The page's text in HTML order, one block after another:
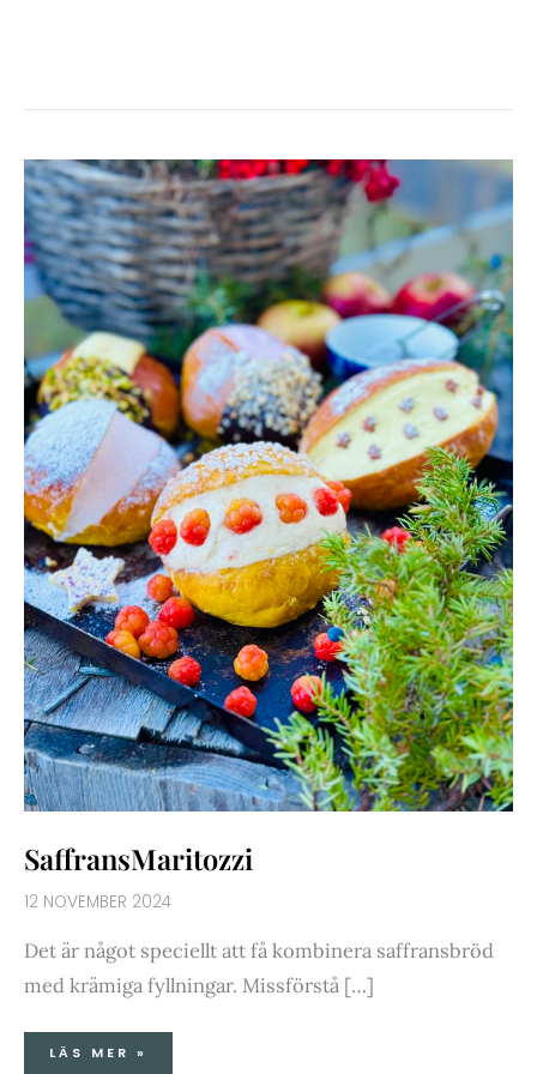
SaffransMaritozzi
12 NOVEMBER 2024
Det är något speciellt att få kombinera saffransbröd
med krämiga fyllningar. Missförstå […]
SAFFRANSMARITOZZI
LÄS MER »